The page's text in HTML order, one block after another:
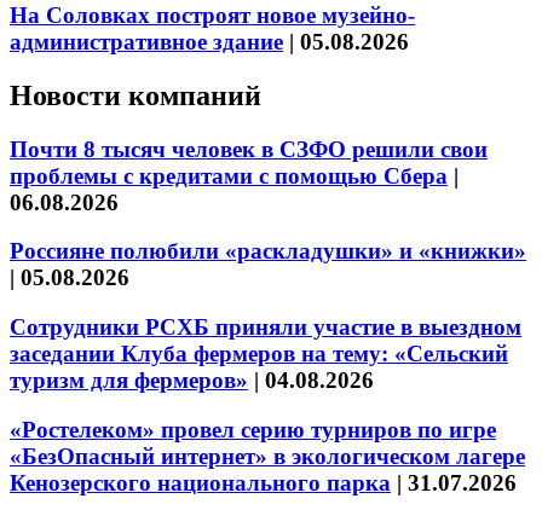
На Соловках построят новое музейно-
административное здание | 05.08.2026
Новости компаний
Почти 8 тысяч человек в СЗФО решили свои
проблемы с кредитами с помощью Сбера |
06.08.2026
Россияне полюбили «раскладушки» и «книжки»
| 05.08.2026
Сотрудники РСХБ приняли участие в выездном
заседании Клуба фермеров на тему: «Сельский
туризм для фермеров» | 04.08.2026
«Ростелеком» провел серию турниров по игре
«БезОпасный интернет» в экологическом лагере
Кенозерского национального парка | 31.07.2026